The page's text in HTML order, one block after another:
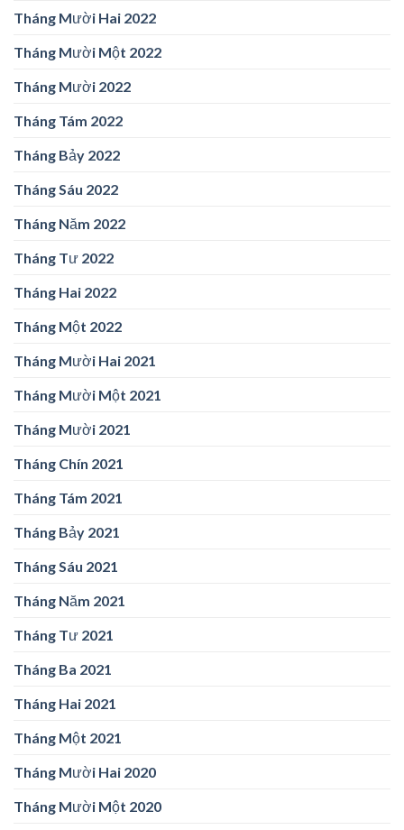
Tháng Mười Hai 2022
Tháng Mười Một 2022
Tháng Mười 2022
Tháng Tám 2022
Tháng Bảy 2022
Tháng Sáu 2022
Tháng Năm 2022
Tháng Tư 2022
Tháng Hai 2022
Tháng Một 2022
Tháng Mười Hai 2021
Tháng Mười Một 2021
Tháng Mười 2021
Tháng Chín 2021
Tháng Tám 2021
Tháng Bảy 2021
Tháng Sáu 2021
Tháng Năm 2021
Tháng Tư 2021
Tháng Ba 2021
Tháng Hai 2021
Tháng Một 2021
Tháng Mười Hai 2020
Tháng Mười Một 2020